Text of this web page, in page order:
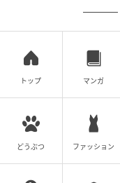
トップ マンガ
どうぶつ ファッション